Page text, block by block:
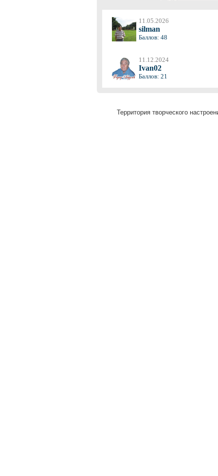
11.05.2026
silman
Баллов: 48
11.12.2024
Ivan02
Баллов: 21
Территория творческого